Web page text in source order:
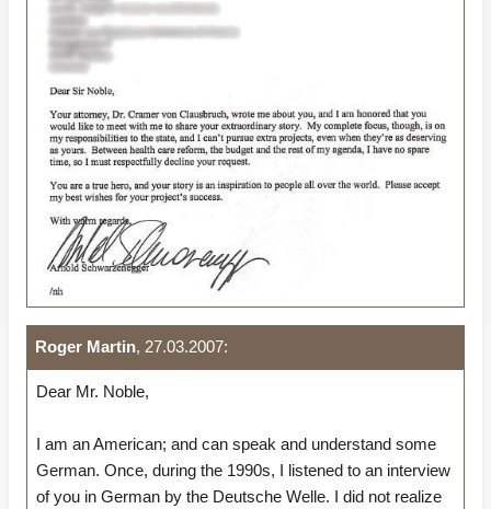
Roger Martin, 27.03.2007:
Dear Mr. Noble,
I am an American; and can speak and understand some
German. Once, during the 1990s, I listened to an interview
of you in German by the Deutsche Welle. I did not realize